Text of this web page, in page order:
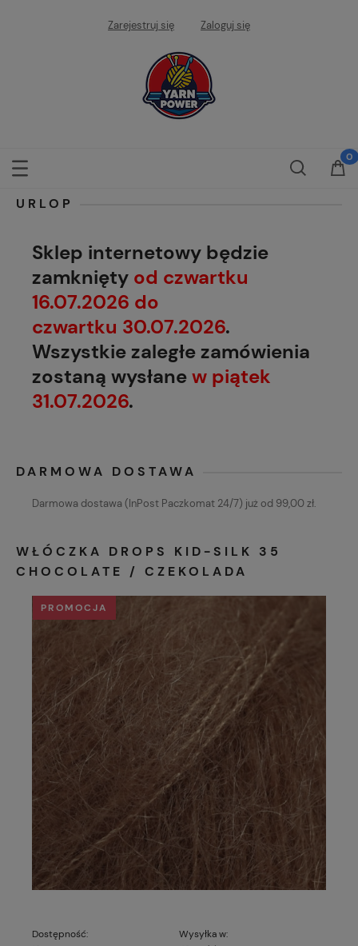
Zarejestruj się Zaloguj się
URLOP
Sklep internetowy będzie
zamknięty od czwartku
16.07.2026 do
czwartku 30.07.2026.
Wszystkie zaległe zamówienia
zostaną wysłanew piątek
31.07.2026.
DARMOWA DOSTAWA
Darmowa dostawa (InPost Paczkomat 24/7) już od 99,00 zł.
WŁÓCZKA DROPS KID-SILK 35
CHOCOLATE / CZEKOLADA
PROMOCJA
Dostępność:
Wysyłka w: